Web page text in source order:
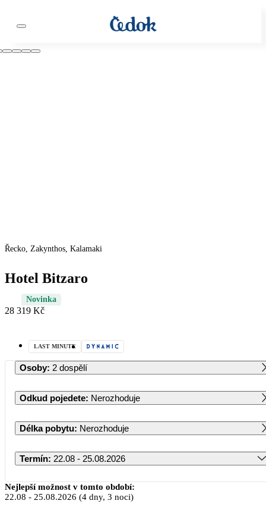
Řecko, Zakynthos, Kalamaki
Hotel Bitzaro
Novinka
28 319 Kč
LAST MINUTE
Osoby: 2 dospělí
Odkud pojedete: Nerozhoduje
Délka pobytu: Nerozhoduje
Termín: 22.08 - 25.08.2026
Srpen 2026
Nejlepší možnost v tomto období:
22.08 - 25.08.2026 (4 dny, 3 noci)